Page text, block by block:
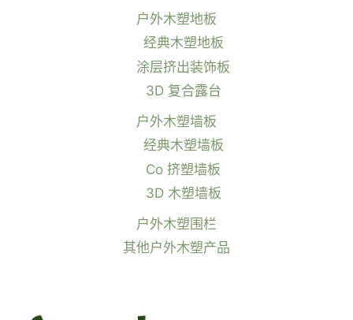
户外木塑地板
经典木塑地板
涂层挤出装饰板
3D 复合露台
户外木塑墙板
经典木塑墙板
Co 挤塑墙板
3D 木塑墙板
户外木塑围栏
其他户外木塑产品